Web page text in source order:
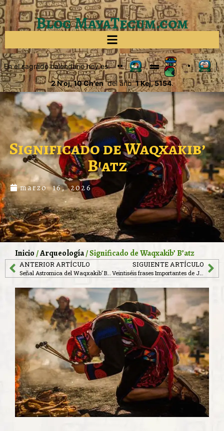
Blog MayaTecum.com
En el sagrado calendario hoy es:
|
2 N'oj, 10 Ch'endel año1 Kej, 5154.
Significado de Waqxakib’
B’atz
marzo 16, 2026
Inicio/Arqueología/ Significado de Waqxakib’ B’atz
ANTERIOR ARTÍCULO SIGUIENTE ARTÍCULO
Veintiséis frases Importantes de Jimmy Morales